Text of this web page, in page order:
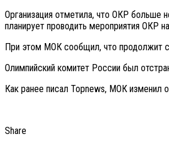
Организация отметила, что ОКР больше
планирует проводить мероприятия ОКР
При этом МОК сообщил, что продолжит
Олимпийский комитет России был
Как ранее писал Topnews, МОК изменил
Share